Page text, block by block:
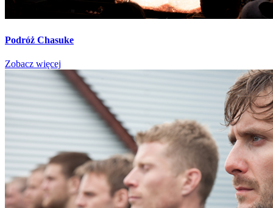
Podróż Chasuke
Zobacz więcej